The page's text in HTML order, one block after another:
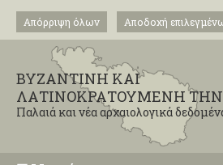
Απόρριψη όλων Αποδοχή
ΒΥΖΑΝΤΙΝΗ ΚΑΙ
ΛΑΤΙΝΟΚΡΑΤΟΥΜΕΝΗ
Παλαιά και νέα αρχαιολογικά